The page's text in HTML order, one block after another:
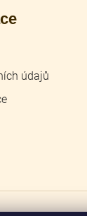
údajů